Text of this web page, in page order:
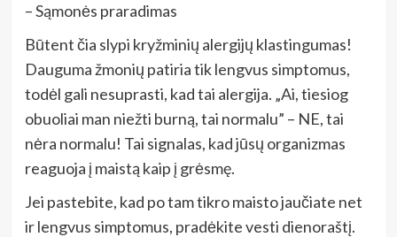
– Sąmonės praradimas
Būtent čia slypi kryžminių alergijų klastingumas!
Dauguma žmonių patiria tik lengvus simptomus,
todėl gali nesuprasti, kad tai alergija. „Ai, tiesiog
obuoliai man niežti burną, tai normalu” – NE, tai
nėra normalu! Tai signalas, kad jūsų organizmas
reaguoja į maistą kaip į grėsmę.
Jei pastebite, kad po tam tikro maisto jaučiate net
ir lengvus simptomus, pradėkite vesti dienoraštį.